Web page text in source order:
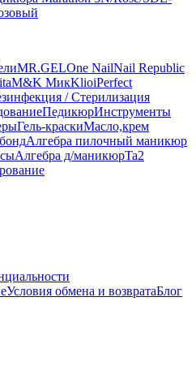
MR.GELOne NailNail Republic
M&K МикKlioiPerfect
/ Стерилизация
ПедикюрИнструменты
Гель-краскиМасло,крем
Алгебра пилочный маникюр
Алгебра д/маникюрTa2
Условия обмена и возвратаБлог